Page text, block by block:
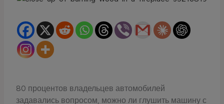
80 процентов владельцев автомобилей
задавались вопросом, можно ли глушить машину с